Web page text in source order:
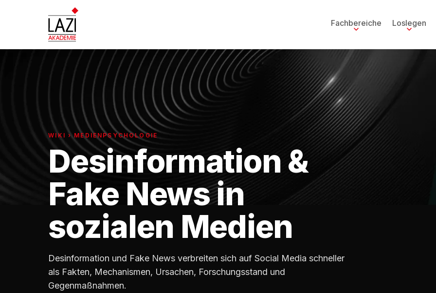
Fachbereiche Loslegen
WIKI › MEDIENPSYCHOLOGIE
Desinformation &
Fake News in
sozialen Medien
Desinformation und Fake News verbreiten sich auf Social Media schneller
als Fakten, Mechanismen, Ursachen, Forschungsstand und
Gegenmaßnahmen.